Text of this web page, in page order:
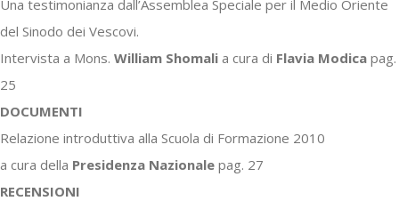
Una testimonianza dall’Assemblea Speciale per il Medio Oriente
del Sinodo dei Vescovi.
Intervista a Mons. William Shomali a cura di Flavia Modica pag.
25
DOCUMENTI
Relazione introduttiva alla Scuola di Formazione 2010
a cura della Presidenza Nazionale pag. 27
RECENSIONI